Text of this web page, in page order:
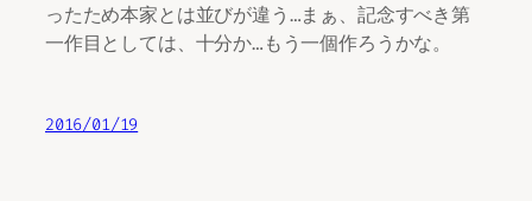
ったため本家とは並びが違う…まぁ、記念すべき第
一作目としては、十分か…もう一個作ろうかな。
2016/01/19